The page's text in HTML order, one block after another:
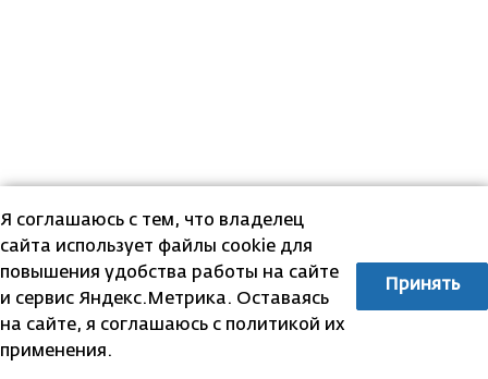
Я соглашаюсь с тем, что владелец
сайта использует файлы cookie для
повышения удобства работы на сайте
и сервис Яндекс.Метрика. Оставаясь
на сайте, я соглашаюсь с политикой их
применения.
Принять